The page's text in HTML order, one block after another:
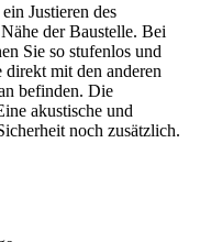
Justieren des
der Baustelle. Bei
Sie so stufenlos und
mit den anderen
befinden. Die
akustische und
noch zusätzlich.